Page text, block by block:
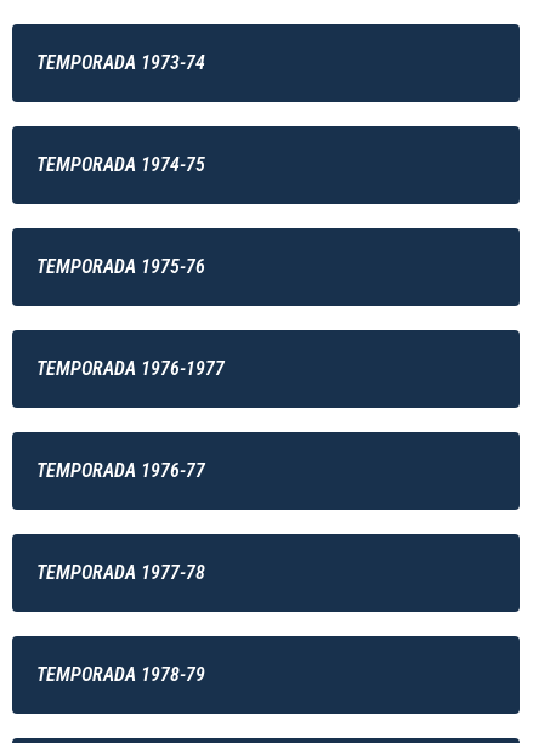
TEMPORADA 1973-74
TEMPORADA 1974-75
TEMPORADA 1975-76
TEMPORADA 1976-1977
TEMPORADA 1976-77
TEMPORADA 1977-78
TEMPORADA 1978-79